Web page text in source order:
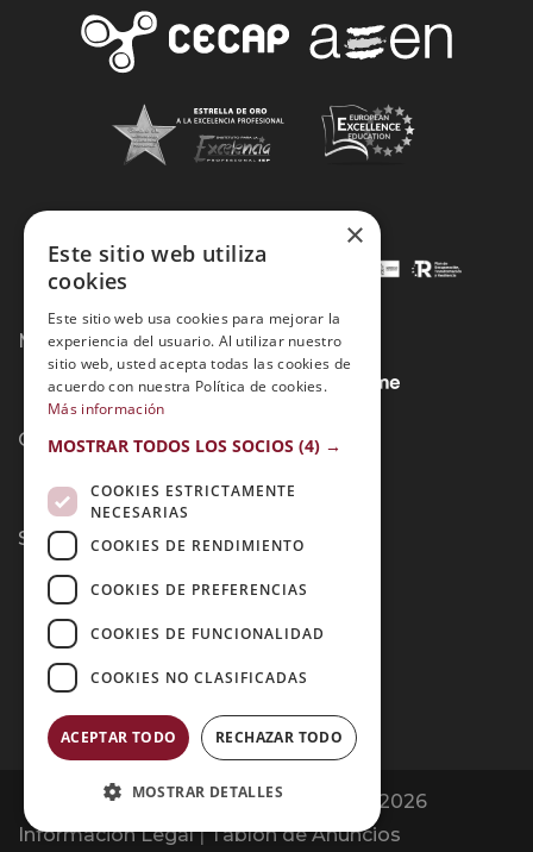
Métodos de Pago:
Contacto:
Síguenos:
Opiniones Grupo Esneca | Copyright 2026
Información Legal|Tablón de Anuncios
×
Este sitio web utiliza
cookies
Este sitio web usa cookies para mejorar la
experiencia del usuario. Al utilizar nuestro
sitio web, usted acepta todas las cookies de
acuerdo con nuestra Política de cookies.
Más información
MOSTRAR TODOS LOS SOCIOS (4) →
COOKIES ESTRICTAMENTE
NECESARIAS
COOKIES DE RENDIMIENTO
COOKIES DE PREFERENCIAS
COOKIES DE FUNCIONALIDAD
COOKIES NO CLASIFICADAS
ACEPTAR TODO RECHAZAR TODO
MOSTRAR DETALLES